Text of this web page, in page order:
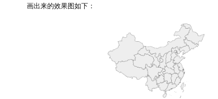
画出来的效果图如下：